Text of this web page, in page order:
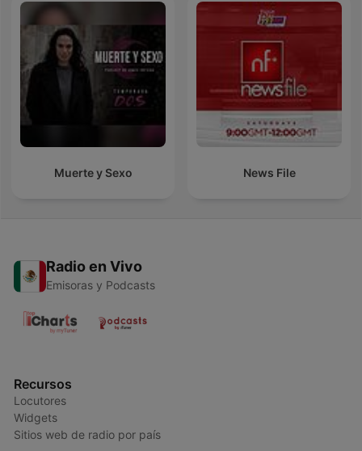
Muerte y Sexo News File
Radio en Vivo
Emisoras y Podcasts
Recursos
Locutores
Widgets
Sitios web de radio por país